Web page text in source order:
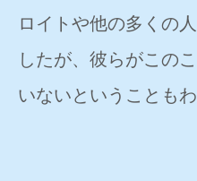
ロイトや他の多くの
したが、彼らがこの
いないということも